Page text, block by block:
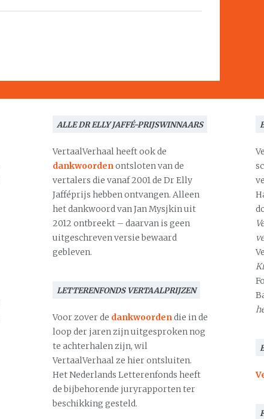
ALLE DR ELLY JAFFÉ-PRIJSWINNAARS
VertaalVerhaal heeft ook de
dankwoordenontsloten van de
vertalers die vanaf 2001 de Dr Elly
Jafféprijs hebben ontvangen. Alleen
het dankwoord van Jan Mysjkin uit
2012 ontbreekt – daarvan is geen
uitgeschreven versie bewaard
gebleven.
LETTERENFONDS VERTAALPRIJZEN
Voor zover de dankwoordendie in de
loop der jaren zijn uitgesproken nog
te achterhalen zijn, wil
VertaalVerhaal ze hier ontsluiten.
Het Nederlands Letterenfonds heeft
de bijbehorende juryrapporten ter
beschikking gesteld.